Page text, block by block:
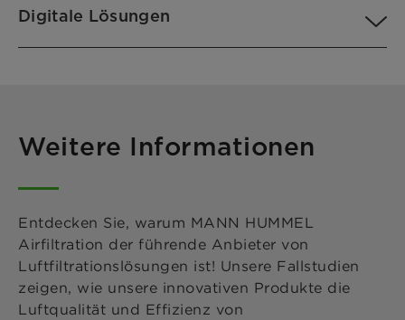
Digitale Lösungen
Weitere Informationen
Entdecken Sie, warum MANN HUMMEL
Airfiltration der führende Anbieter von
Luftfiltrationslösungen ist! Unsere Fallstudien
zeigen, wie unsere innovativen Produkte die
Luftqualität und Effizienz von